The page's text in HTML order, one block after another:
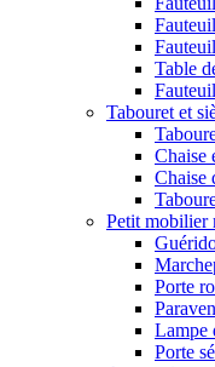
Table
Tabouret et
Chaise
Chaise
Petit mobilier
Porte
Lampe
Porte